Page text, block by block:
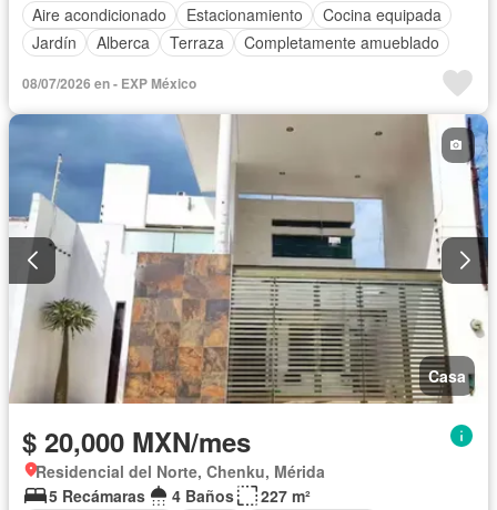
Aire acondicionado
Estacionamiento
Cocina equipada
Jardín
Alberca Terraza Completamente amueblado
08/07/2026 en - EXP México
Casa
$ 20,000 MXN/mes
Residencial del Norte, Chenku, Mérida
5 Recámaras
4 Baños
227 m²